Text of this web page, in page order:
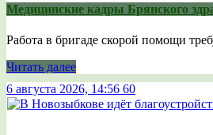
Медицинские кадры Брянского
Работа в бригаде скорой помощи
Читать далее
6 августа 2026, 14:56 60